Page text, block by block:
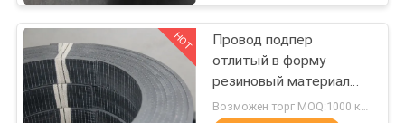
ПУТЕШЕСТВИЕ
ФАБРИКИ
ПРОВЕРКА
Подкладка крена
тормоза
23
HOT
Провод подпер
отлитый в форму
резиновый материал
обкладки тормоза с